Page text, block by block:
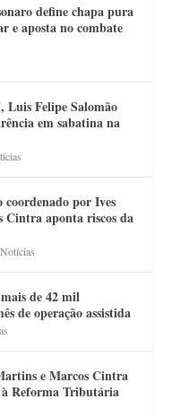
define chapa pura
e aposta no combate
Luis Felipe Salomão
em sabatina na
por Ives
aponta riscos da
,Notícias
de 42 mil
de operação assistida
e Marcos Cintra
Reforma Tributária